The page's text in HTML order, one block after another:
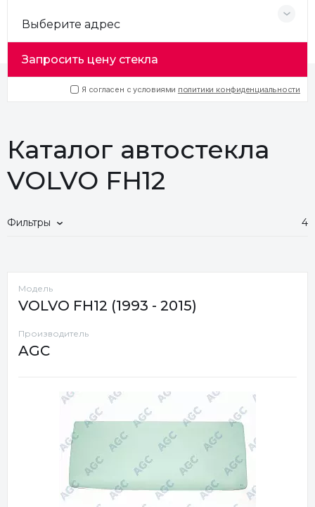
Выберите адрес
Запросить цену стекла
Я согласен с условиями политики конфиденциальности
Каталог автостекла
VOLVO FH12
Фильтры 4
Модель
VOLVO FH12 (1993 - 2015)
Производитель
AGC